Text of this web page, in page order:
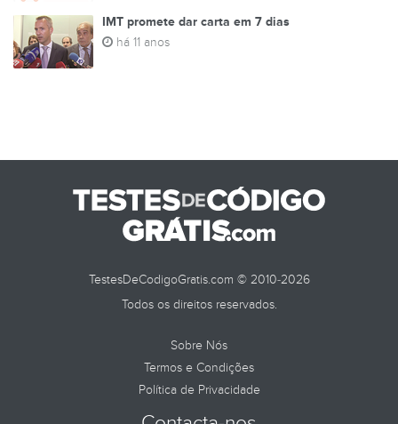
IMT promete dar carta em 7 dias
há 11 anos
TestesDeCodigoGratis.com © 2010-2026
Todos os direitos reservados.
Sobre Nós
Termos e Condições
Política de Privacidade